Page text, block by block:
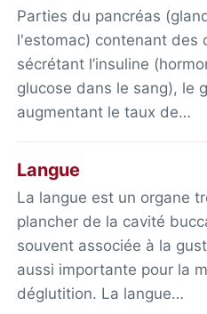
Parties du pancréas
l'estomac) contenant des
sécrétant l’insuline
glucose dans le sang), le
augmentant le taux de…
Langue
La langue est un organe
plancher de la cavité
souvent associée à la
aussi importante pour la
déglutition. La langue…